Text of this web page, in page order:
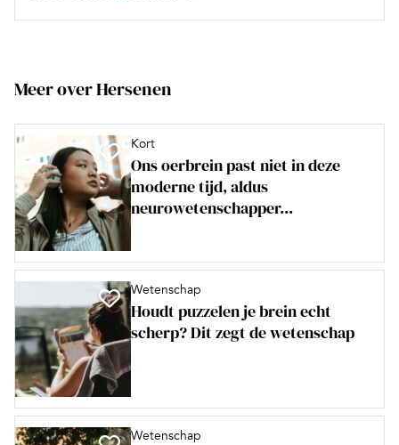
Meer over Hersenen
Kort
Ons oerbrein past niet in deze
moderne tijd, aldus
neurowetenschapper...
Wetenschap
Houdt puzzelen je brein echt
scherp? Dit zegt de wetenschap
Wetenschap